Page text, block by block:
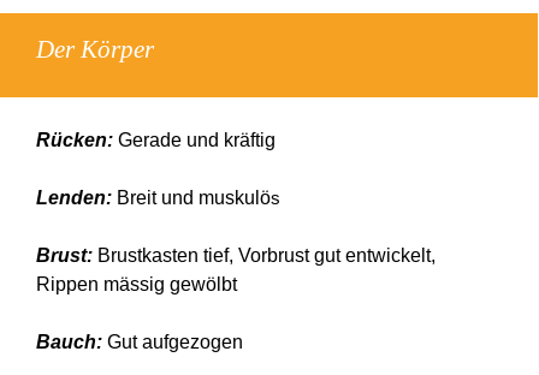
Der Körper
Rücken: Gerade und kräftig
Lenden: Breit und muskulös
Brust: Brustkasten tief, Vorbrust gut entwickelt,
Rippen mässig gewölbt
Bauch: Gut aufgezogen